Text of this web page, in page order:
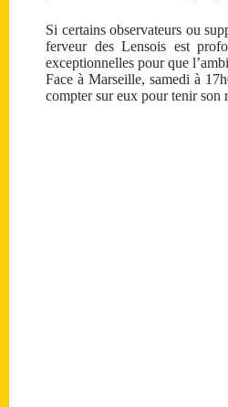
Si certains observateurs ou
ferveur des Lensois est
exceptionnelles pour que
Face à Marseille, samedi à
compter sur eux pour tenir son